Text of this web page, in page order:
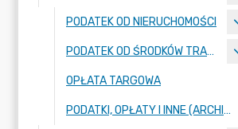
PODATEK OD NIERUCHOMOŚCI
PODATEK OD ŚRODKÓW TRANSPORTOWYCH
OPŁATA TARGOWA
PODATKI, OPŁATY I INNE (ARCHIWUM BIP)